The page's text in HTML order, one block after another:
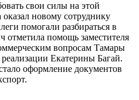
свои силы на этой
новому сотруднику
помогали разбираться в
отметила помощь заместителя
вопросам Тамары
Екатерины Багай.
оформление документов